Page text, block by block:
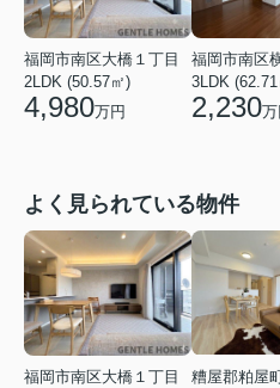
福岡市南区大橋１丁目
2LDK (50.57㎡)
4,980万円
福岡市南区
3LDK
2,230万
よく見られている物件
福岡市南区大橋１丁目